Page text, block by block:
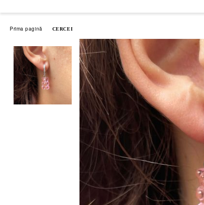
Prima pagină CERCEI